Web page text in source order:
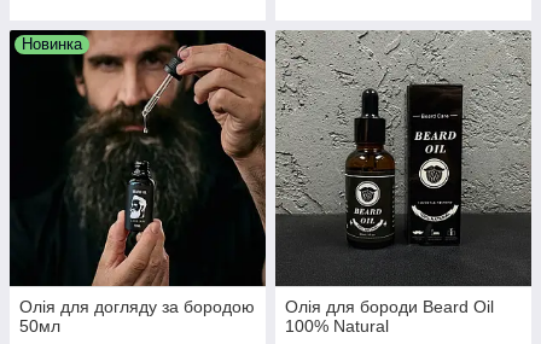
Новинка
Олія для догляду за бородою
50мл
Олія для бороди Beard Oil
100% Natural